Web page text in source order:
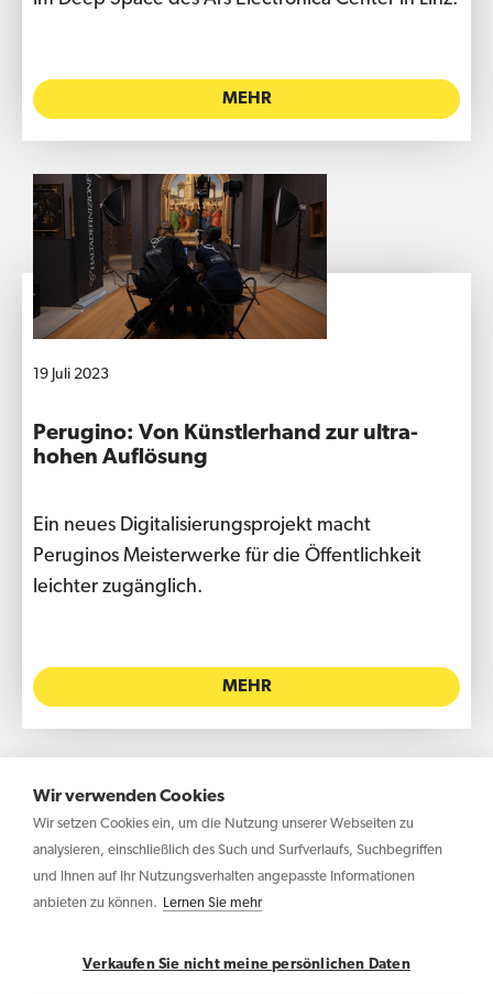
Wir verwenden Cookies
Wir setzen Cookies ein, um die Nutzung unserer Webseiten zu
analysieren, einschließlich des Such und Surfverlaufs, Suchbegriffen
und Ihnen auf Ihr Nutzungsverhalten angepasste Informationen
anbieten zu können.
Lernen Sie mehr
Verkaufen Sie nicht meine persönlichen Daten
MEHR
19 Juli 2023
Perugino: Von Künstlerhand zur ultra-
hohen Auflösung
Ein neues Digitalisierungsprojekt macht
Peruginos Meisterwerke für die Öffentlichkeit
leichter zugänglich.
MEHR